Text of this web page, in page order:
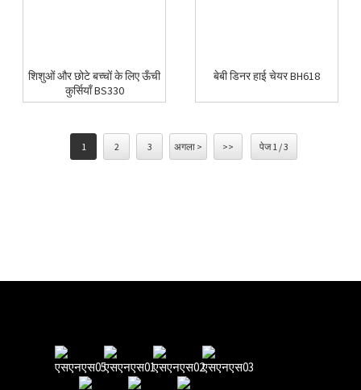
शिशुओं और छोटे बच्चों के लिए ऊँची
कुर्सियाँ BS330
बेबी डिनर हाई चेयर BH618
1 2 3 अगला > >> पेज 1 / 3